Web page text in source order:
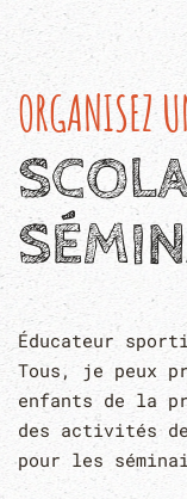
ORGANISEZ
Éducateur
Tous, je peux
enfants de la
des activités
pour les